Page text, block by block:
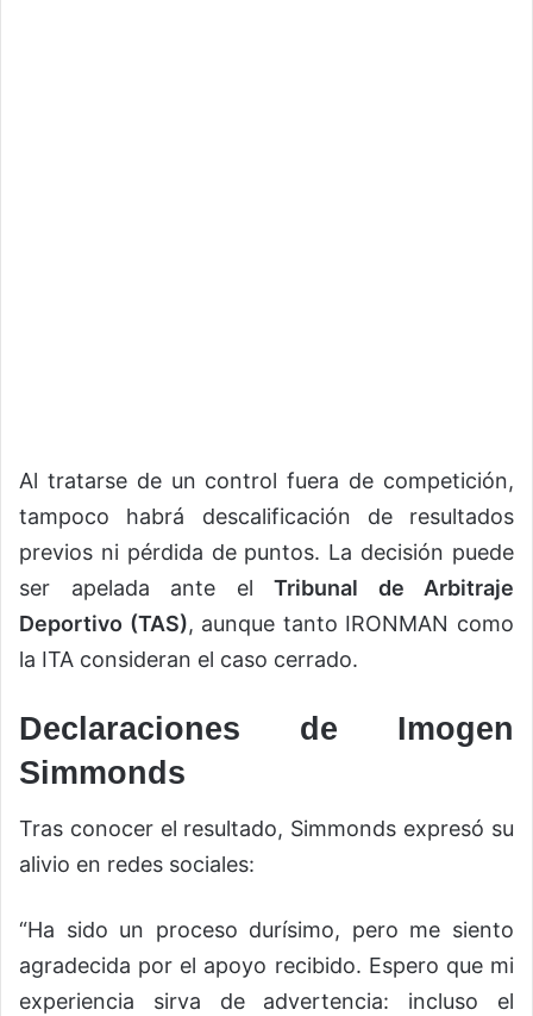
Al tratarse de un control fuera de competición,
tampoco habrá descalificación de resultados
previos ni pérdida de puntos. La decisión puede
ser apelada ante el Tribunal de Arbitraje
Deportivo (TAS), aunque tanto IRONMAN como
la ITA consideran el caso cerrado.
Declaraciones de Imogen
Simmonds
Tras conocer el resultado, Simmonds expresó su
alivio en redes sociales:
“Ha sido un proceso durísimo, pero me siento
agradecida por el apoyo recibido. Espero que mi
experiencia sirva de advertencia: incluso el